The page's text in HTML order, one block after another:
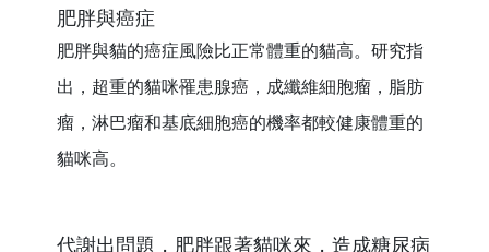
肥胖與癌症
肥胖與貓的癌症風險比正常體重的貓高。研究指
出，超重的貓咪罹患腺癌，成纖維細胞瘤，脂肪
瘤，淋巴瘤和基底細胞癌的機率都較健康體重的
貓咪高。
代謝出問題，肥胖跟著貓咪來，造成糖尿病